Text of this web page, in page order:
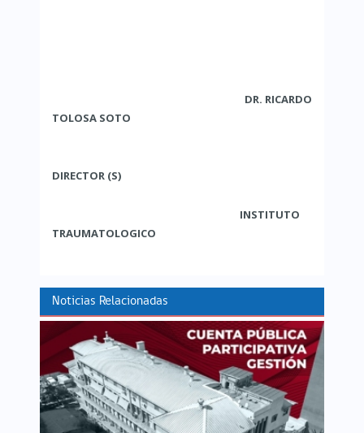
DR. RICARDO
TOLOSA SOTO
DIRECTOR (S)
INSTITUTO
TRAUMATOLOGICO
Noticias Relacionadas